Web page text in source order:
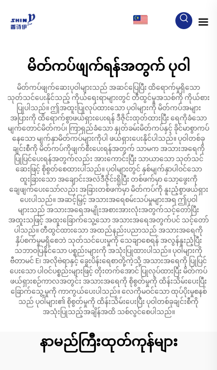
မိတ်ကပ်ဖျက်ရန်အတွက် ပုဝါ
မိတ်ကပ်ဖျက်ဆေးပုဝါများသည် အဆင်ပြေပြီး ထိရောက်မှုရှိသော
သုတ်သင်ပေးနိုင်သည့် ကိုယ်ရေးရာများတွင် တီထွင်မှုအသစ်ကို ကိုယ်စား
ပြုပါသည်။ ဤအထူးပြုလုပ်ထားသော ပုဝါများကို မိတ်ကပ်အများ
အပြားကို ထိရောက်စွာဖယ်ရှားပေးရန် ဒီဇိုင်းထုတ်ထားပြီး ရေကိုခံသော
မျက်တောင်မိတ်ကပ်၊ ကြာရှည်ခံသော နှုတ်ခမ်းမိတ်ကပ်နှင့် ခိုင်မာစွာကပ်
နေသော မျက်နှာမိတ်ကပ်များကိုပါ ဖယ်ရှားပေးနိုင်ပါသည်။ ပုဝါတစ်ခု
ချင်းစီကို မိတ်ကပ်ကိုဖျက်စီးပေးရန်အတွက် သာမက အသားအရေကို
ပြုပြင်ပေးရန်အတွက်လည်း အားကောင်းပြီး သာယာသော သုတ်သင်
ဆေးဖြင့် စိုစွတ်စေထားပါသည်။ ပုဝါများတွင် နှစ်မျက်နှာပါဝင်သော
ထူးခြားသော အချောင်းအလဲဒီဇိုင်းရှိပြီး တစ်ဖက်မှာ သော့ဖွေးကို
ချေဖျက်ပေးသော်လည်း အခြားတစ်ဖက်မှာ မိတ်ကပ်ကို နူးညံ့စွာဖယ်ရှား
ပေးပါသည်။ အဆင့်မြှင့် အသားအရေစမ်းသပ်မှုများအရ ဤပုဝါ
များသည် အသားအရေအမျိုးအစားအားလုံးအတွက်သင့်တော်ပြီး
အထူးသဖြင့် အထူးခြောက်သွေ့သော အသားအရေအတွက်ပင် သင့်တော်
ပါသည်။ တီထွင်ထားသော အထည်နည်းပညာသည် အသားအရေကို
နှိပ်စက်မှုမရှိစေဘဲ သုတ်သင်ပေးမှုကို သေချာစေရန် အလွန်နူးညံ့ပြီး
သဘာဝပြနိုင်သော ပစ္စည်းများကို အသုံးပြုထားပါသည်။ ပုဝါများကို
ဗီတာမင် E၊ အလိုဗဲရာနှင့် ခွေးပိန်းရေစာတို့ကဲ့သို့ အသားအရေကို ပြုပြင်
ပေးသော ပါဝင်ပစ္စည်းများဖြင့် တိုးတက်အောင် ပြုလုပ်ထားပြီး မိတ်ကပ်
ဖယ်ရှားစဉ်ကာလအတွင်း အသားအရေကို စိုစွတ်မှုကို ထိန်းသိမ်းပေးပြီး
ခြောက်သွေ့မှုကို ကာကွယ်ပေးပါသည်။ လေကိုမဝင်သော ထုပ်ပိုးမှုစနစ်
သည် ပုဝါများ၏ စိုစွတ်မှုကို ထိန်းသိမ်းပေးပြီး ပုဝါတစ်ခုချင်းစီကို
အသုံးပြုသည့်အချိန်အထိ သစ်လွင်စေပါသည်။
နာမည်ကြီးထုတ်ကုန်များ